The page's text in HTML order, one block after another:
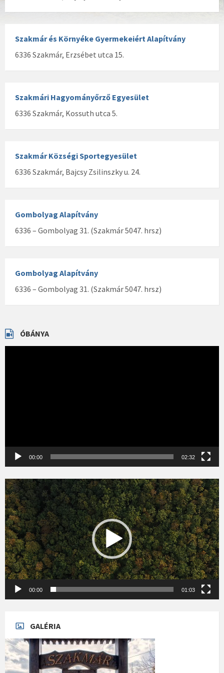
Szakmár és Környéke Gyermekeiért Alapítvány
6336 Szakmár, Erzsébet utca 15.
Szakmári Hagyományőrző Egyesület
6336 Szakmár, Kossuth utca 5.
Szakmár Községi Sportegyesület
6336 Szakmár, Bajcsy Zsilinszky u. 24.
Gombolyag Alapítvány
6336 – Gombolyag 31. (Szakmár 5047. hrsz)
Gombolyag Alapítvány
6336 – Gombolyag 31. (Szakmár 5047. hrsz)
ÓBÁNYA
00:00 02:32
Videólejátszó
00:00 01:03
GALÉRIA